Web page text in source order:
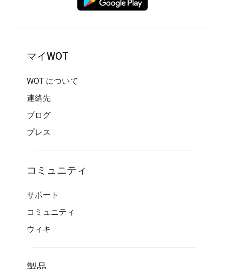
マイWOT
WOT について
連絡先
ブログ
プレス
コミュニティ
サポート
コミュニティ
ウィキ